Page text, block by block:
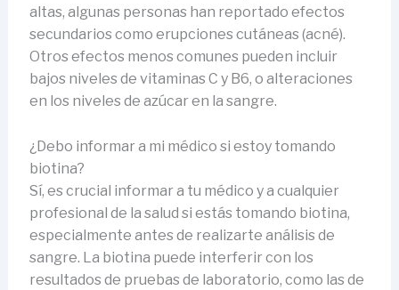
altas, algunas personas han reportado efectos
secundarios como erupciones cutáneas (acné).
Otros efectos menos comunes pueden incluir
bajos niveles de vitaminas C y B6, o alteraciones
en los niveles de azúcar en la sangre.
¿Debo informar a mi médico si estoy tomando
biotina?
Sí, es crucial informar a tu médico y a cualquier
profesional de la salud si estás tomando biotina,
especialmente antes de realizarte análisis de
sangre. La biotina puede interferir con los
resultados de pruebas de laboratorio, como las de